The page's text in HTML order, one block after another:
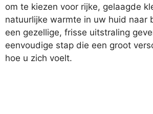
om te kiezen voor rijke, gelaagde
natuurlijke warmte in uw huid naar
een gezellige, frisse uitstraling
eenvoudige stap die een groot
hoe u zich voelt.